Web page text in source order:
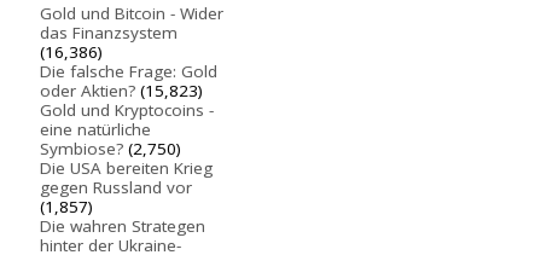
Gold und Bitcoin - Wider
das Finanzsystem
(16,386)
Die falsche Frage: Gold
oder Aktien? (15,823)
Gold und Kryptocoins -
eine natürliche
Symbiose? (2,750)
Die USA bereiten Krieg
gegen Russland vor
(1,857)
Die wahren Strategen
hinter der Ukraine-